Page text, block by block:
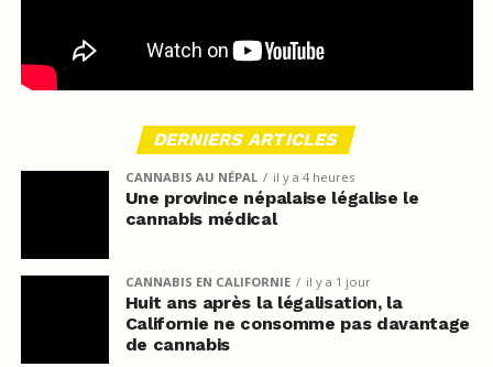
DERNIERS ARTICLES
CANNABIS AU NÉPAL il y a 4 heures
Une province népalaise légalise le
cannabis médical
CANNABIS EN CALIFORNIE il y a 1 jour
Huit ans après la légalisation, la
Californie ne consomme pas davantage
de cannabis